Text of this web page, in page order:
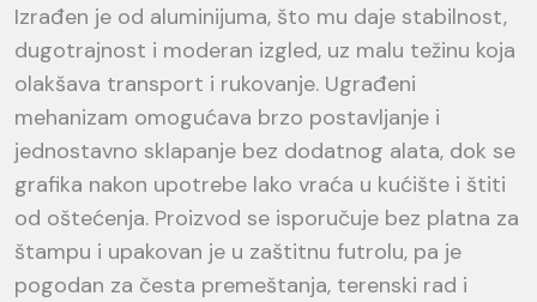
Izrađen je od aluminijuma, što mu daje stabilnost,
dugotrajnost i moderan izgled, uz malu težinu koja
olakšava transport i rukovanje. Ugrađeni
mehanizam omogućava brzo postavljanje i
jednostavno sklapanje bez dodatnog alata, dok se
grafika nakon upotrebe lako vraća u kućište i štiti
od oštećenja. Proizvod se isporučuje bez platna za
štampu i upakovan je u zaštitnu futrolu, pa je
pogodan za česta premeštanja, terenski rad i